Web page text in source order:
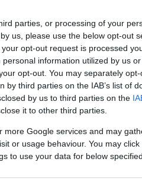
parties, or processing of your
us, please use the below opt-out
opt-out request is processed
information utilized by us
opt-out. You may separately
third parties on the IAB’s list of
by us to third parties on the
it to other third parties.
Google services and may
or usage behaviour. You may
to use your data for below
tűnhetett, a brit invázióval
kislemez után
a tökéletes
tudta megismételni a She’s
Az ötzombivégül
de előtte még
című búcsúalbumukat, a
lemezét. Az
Time Of The Seasona
lett négy év óta, és komoly
akkor már nem is létező
sikerrel, és próbálkozzanak
a billentyűsRod Argent